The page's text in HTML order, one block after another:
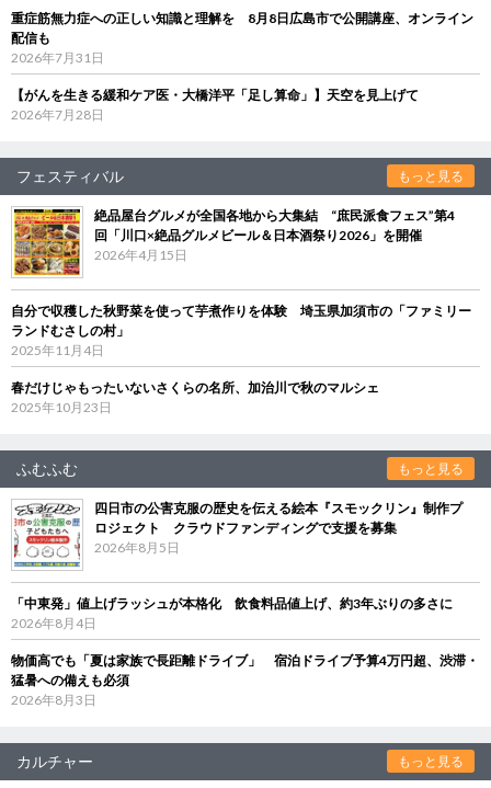
重症筋無力症への正しい知識と理解を 8月8日広島市で公開講座、オンライン
配信も
2026年7月31日
【がんを生きる緩和ケア医・大橋洋平「足し算命」】天空を見上げて
2026年7月28日
フェスティバル もっと見る
絶品屋台グルメが全国各地から大集結 “庶民派食フェス”第4
回「川口×絶品グルメビール＆日本酒祭り2026」を開催
2026年4月15日
自分で収穫した秋野菜を使って芋煮作りを体験 埼玉県加須市の「ファミリー
ランドむさしの村」
2025年11月4日
春だけじゃもったいないさくらの名所、加治川で秋のマルシェ
2025年10月23日
ふむふむ もっと見る
四日市の公害克服の歴史を伝える絵本『スモックリン』制作プ
ロジェクト クラウドファンディングで支援を募集
2026年8月5日
「中東発」値上げラッシュが本格化 飲食料品値上げ、約3年ぶりの多さに
2026年8月4日
物価高でも「夏は家族で長距離ドライブ」 宿泊ドライブ予算4万円超、渋滞・
猛暑への備えも必須
2026年8月3日
カルチャー もっと見る